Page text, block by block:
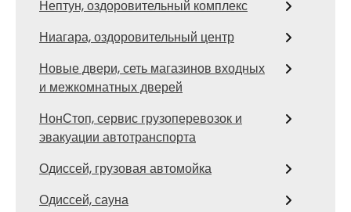
Нептун, оздоровительный комплекс
Ниагара, оздоровительный центр
Новые двери, сеть магазинов входных
и межкомнатных дверей
НонСтоп, сервис грузоперевозок и
эвакуации автотранспорта
Одиссей, грузовая автомойка
Одиссей, сауна